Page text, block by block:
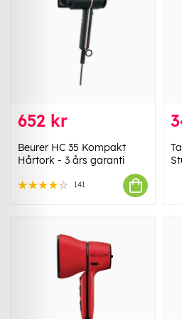
652 kr
Beurer HC 35 Kompakt
Hårtork - 3 års garanti
141